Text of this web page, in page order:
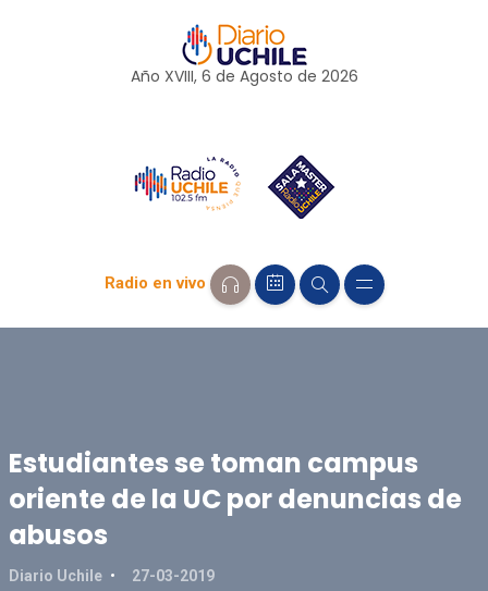
Año XVIII, 6 de Agosto de 2026
Radio en vivo
Estudiantes se toman campus
oriente de la UC por denuncias de
abusos
Diario Uchile 27-03-2019